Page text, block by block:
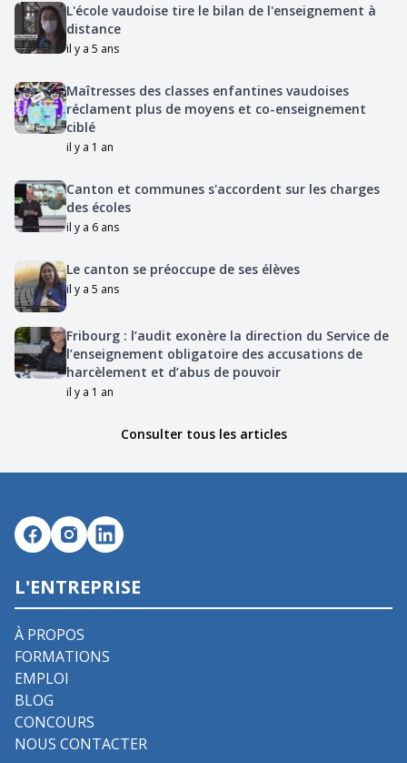
L'école vaudoise tire le bilan de l'enseignement à
distance
il y a 5 ans
Maîtresses des classes enfantines vaudoises
réclament plus de moyens et co-enseignement
ciblé
il y a 1 an
Canton et communes s'accordent sur les charges
des écoles
il y a 6 ans
Le canton se préoccupe de ses élèves
il y a 5 ans
Fribourg : l’audit exonère la direction du Service de
l’enseignement obligatoire des accusations de
harcèlement et d’abus de pouvoir
il y a 1 an
Consulter tous les articles
L'ENTREPRISE
À PROPOS
FORMATIONS
EMPLOI
BLOG
CONCOURS
NOUS CONTACTER